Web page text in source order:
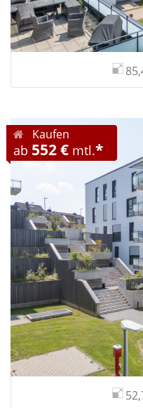
Kaufen
ab 552 € mtl.*